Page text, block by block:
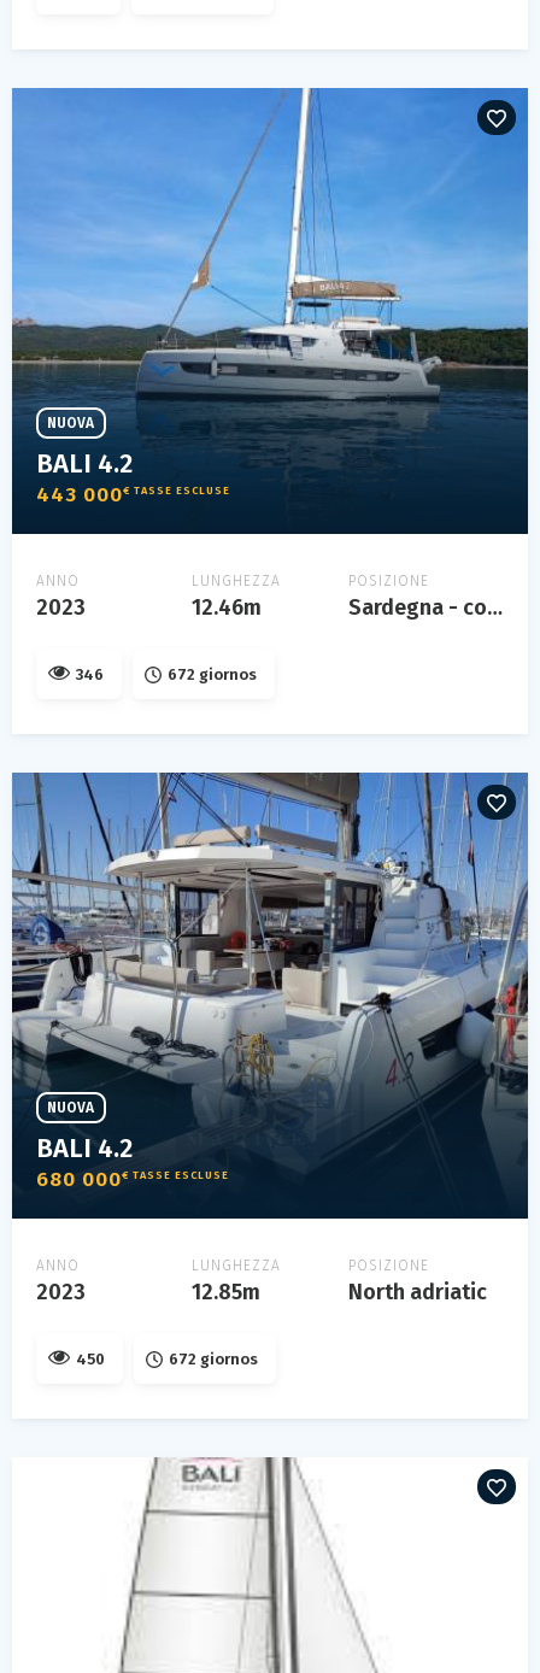
BALI 4.2
443 000€ TASSE ESCLUSE
NUOVA
ANNO
2023
LUNGHEZZA
12.46m
POSIZIONE
Sardegna - costa smeralda
346 672 giornos
BALI 4.2
680 000€ TASSE ESCLUSE
NUOVA
ANNO
2023
LUNGHEZZA
12.85m
POSIZIONE
North adriatic
450 672 giornos